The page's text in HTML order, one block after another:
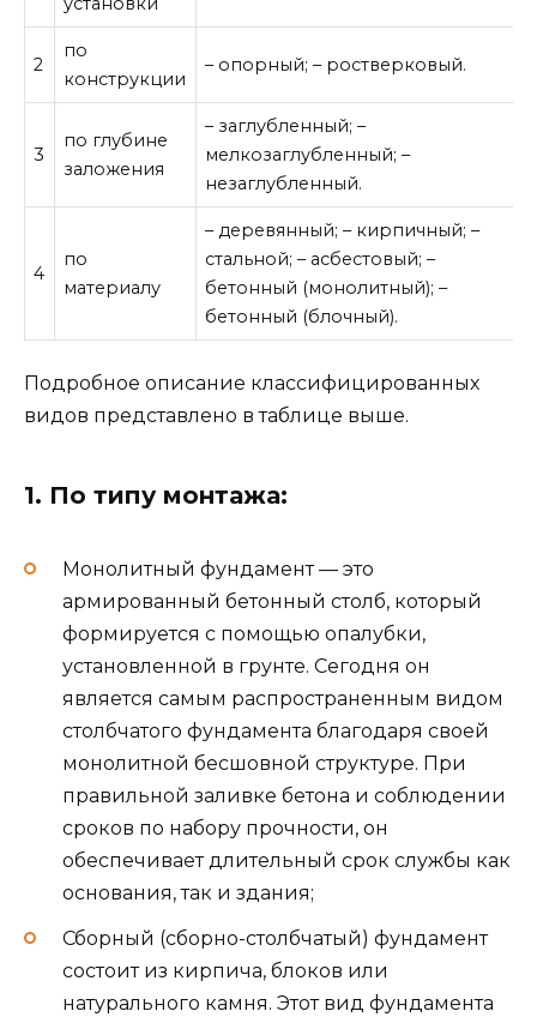
2
по
конструкции
– опорный; – ростверковый.
3
по глубине
заложения
– заглубленный; –
мелкозаглубленный; –
незаглубленный.
4
по
материалу
– деревянный; – кирпичный; –
стальной; – асбестовый; –
бетонный (монолитный); –
бетонный (блочный).
Подробное описание классифицированных
видов представлено в таблице выше.
1. По типу монтажа:
Монолитный фундамент — это
армированный бетонный столб, который
формируется с помощью опалубки,
установленной в грунте. Сегодня он
является самым распространенным видом
столбчатого фундамента благодаря своей
монолитной бесшовной структуре. При
правильной заливке бетона и соблюдении
сроков по набору прочности, он
обеспечивает длительный срок службы как
основания, так и здания;
Сборный (сборно-столбчатый) фундамент
состоит из кирпича, блоков или
натурального камня. Этот вид фундамента